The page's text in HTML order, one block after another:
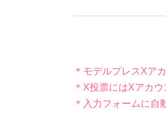
＊モデルプレスXア
＊X投票にはXアカウ
＊入力フォームに自